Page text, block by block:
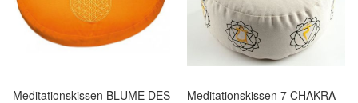
Meditationskissen BLUME DES Meditationskissen 7 CHAKRA